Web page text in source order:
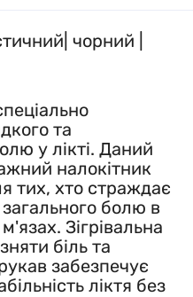
чорний |
та
у лікті. Даний
налокітник
тих, хто страждає
загального болю в
Зігрівальна
біль та
забезпечує
ліктя без